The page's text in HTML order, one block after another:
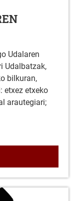
Udalaren
Udalbatzak,
bilkuran,
etxez etxeko
arautegiari;